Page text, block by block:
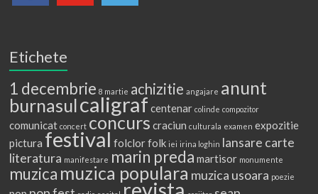
Etichete
1 decembrie 8 martie achizitie angajare anunt
burnasulcaligraf centenar colinde compozitor
comunicat concert concurs craciun culturala examen expozitie
pictura festival folclorfolk iei irina loghin lansare carte
literatura manifestare marin preda martisor monumente
muzica muzica populara muzica usoara poezie